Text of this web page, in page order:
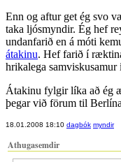
Enn og aftur get ég svo
taka ljósmyndir. Ég hef
undanfarið en á móti
átakinu. Hef farið í
hrikalega
Átakinu fylgir líka að ég
þegar við förum til
18.01.2008 18:10 dagbók myndir
Athugasemdir